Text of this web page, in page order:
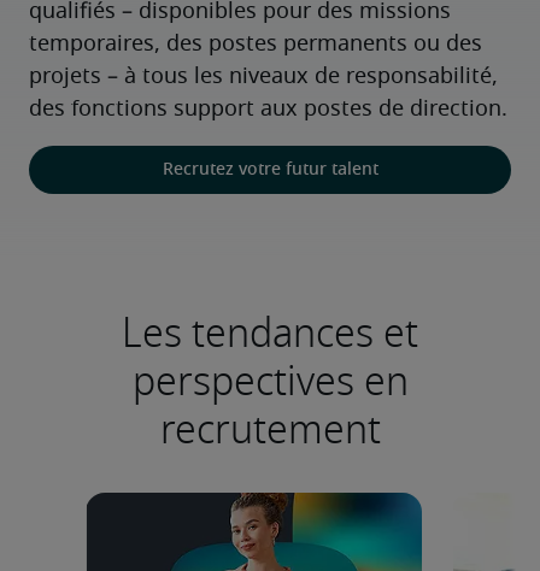
qualifiés – disponibles pour des missions
temporaires, des postes permanents ou des
projets – à tous les niveaux de responsabilité,
des fonctions support aux postes de direction.
Recrutez votre futur talent
Les tendances et
perspectives en
recrutement